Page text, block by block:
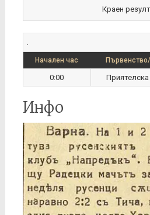
Краен
.
Начален час
0:00
Инфо